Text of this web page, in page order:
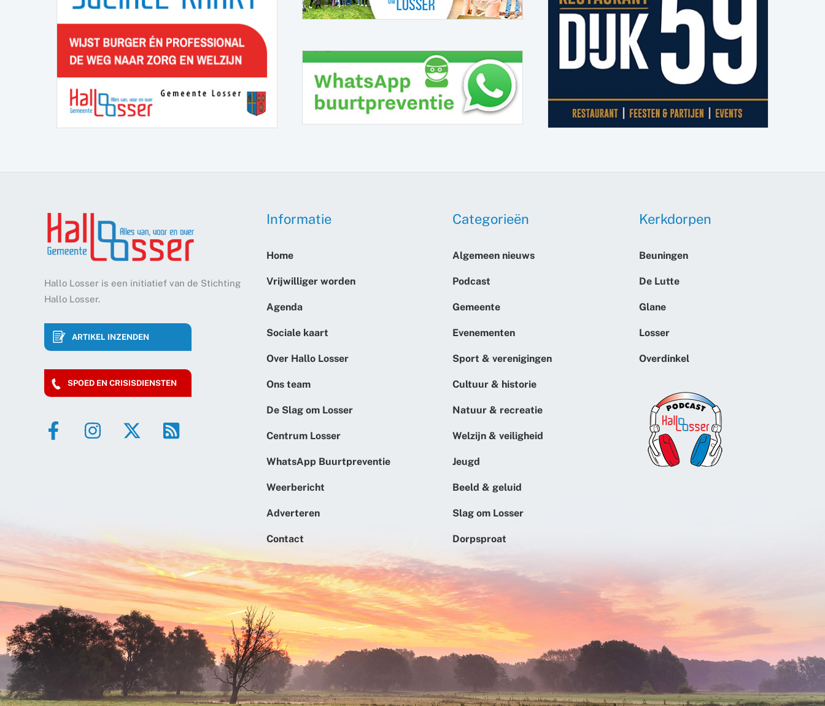
Hallo Losser is een initiatief van de Stichting
Hallo Losser.
ARTIKEL INZENDEN
SPOED EN CRISISDIENSTEN
Informatie
Home
Vrijwilliger worden
Agenda
Sociale kaart
Over Hallo Losser
Ons team
De Slag om Losser
Centrum Losser
WhatsApp Buurtpreventie
Weerbericht
Adverteren
Contact
Categorieën
Algemeen nieuws
Podcast
Gemeente
Evenementen
Sport & verenigingen
Cultuur & historie
Natuur & recreatie
Welzijn & veiligheid
Jeugd
Beeld & geluid
Slag om Losser
Dorpsproat
Kerkdorpen
Beuningen
De Lutte
Glane
Losser
Overdinkel